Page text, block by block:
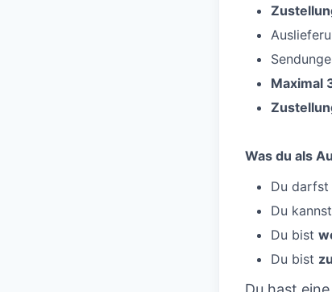
Maximal
Was du als
Du darfst
Du
Du bist
Du bist